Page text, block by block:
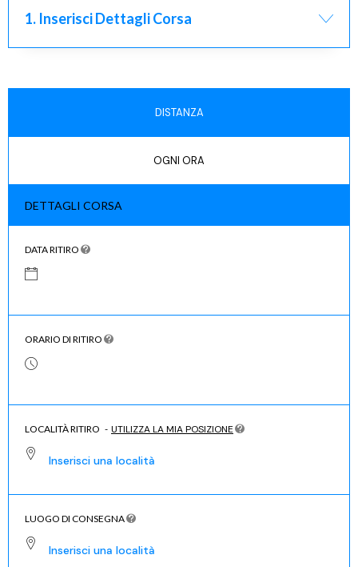
1. Inserisci Dettagli Corsa
DISTANZA
OGNI ORA
DETTAGLI CORSA
DATA RITIRO
ORARIO DI RITIRO
LOCALITÀ RITIRO - UTILIZZA LA MIA POSIZIONE
LUOGO DI CONSEGNA